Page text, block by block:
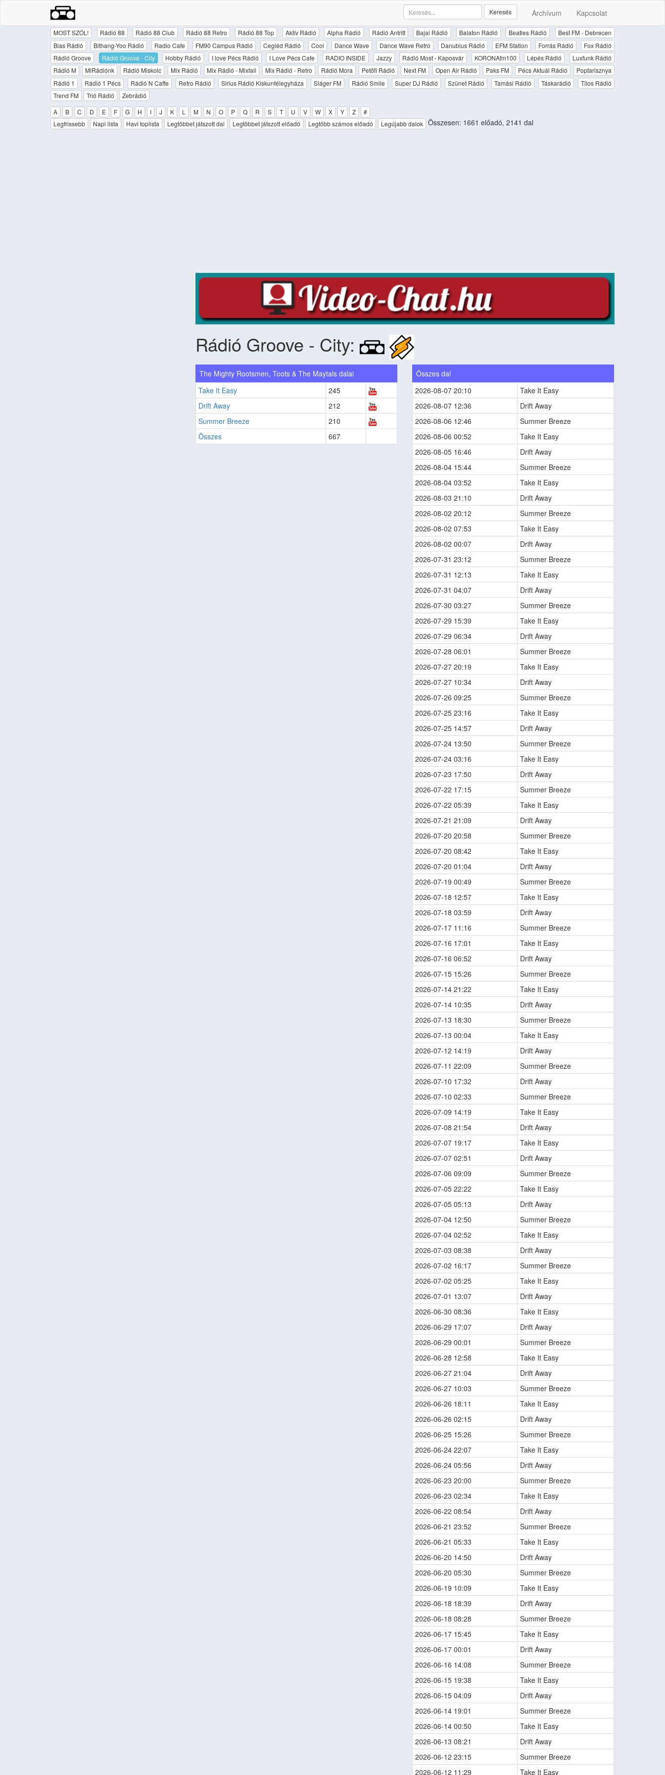
Archívum Kapcsolat
Keresés
MOST SZÓL! Rádió 88 Rádió 88 Club Rádió 88 Retro Rádió 88 Top Aktív Rádió Alpha Rádió Rádió Antritt Bajai Rádió Balaton Rádió Beatles Rádió
Best FM - Debrecen
Bias Rádió
Bithang-Yoo Rádió Radio Cafe FM90 Campus Rádió Cegléd Rádió Cool Dance Wave Dance Wave Retro Danubius Rádió EFM Station Forrás Rádió
Fox Rádió
Rádió Groove
Rádió Groove - City Hobby Rádió I love Pécs Rádió I Love Pécs Cafe RADIO INSIDE Jazzy Rádió Most - Kaposvár KORONAfm100 Lépés Rádió
Luxfunk Rádió
Rádió M
MiRádiónk Rádió Miskolc Mix Rádió Mix Rádió - Mixfall Mix Rádió - Retro Rádió Mora Petőfi Rádió Next FM Open Air Rádió Paks FM Pécs Aktuál Rádió
Poptarisznya
Rádió 1
Rádió 1 Pécs Rádió N Caffe Retro Rádió Sirius Rádió Kiskunfélegyháza Sláger FM Rádió Smile Super DJ Rádió Szünet Rádió Tamási Rádió Táskarádió
Tilos Rádió
Trend FM
Trió Rádió
Zebrádió
A
B C D E F G H I J K L M N O P Q R S T U V W X Y Z
#
Legfrissebb
Napi lista Havi toplista Legtöbbet játszott dal Legtöbbet játszott előadó Legtöbb számos előadó Legújabb dalok Összesen: 1661 előadó, 2141 dal
Rádió Groove - City:
The Mighty Rootsmen, Toots & The Maytals dalai
Take It Easy
245
Drift Away
212
Summer Breeze
210
Összes
667
Összes dal
2026-08-07 20:10
Take It Easy
2026-08-07 12:36
Drift Away
2026-08-06 12:46
Summer Breeze
2026-08-06 00:52
Take It Easy
2026-08-05 16:46
Drift Away
2026-08-04 15:44
Summer Breeze
2026-08-04 03:52
Take It Easy
2026-08-03 21:10
Drift Away
2026-08-02 20:12
Summer Breeze
2026-08-02 07:53
Take It Easy
2026-08-02 00:07
Drift Away
2026-07-31 23:12
Summer Breeze
2026-07-31 12:13
Take It Easy
2026-07-31 04:07
Drift Away
2026-07-30 03:27
Summer Breeze
2026-07-29 15:39
Take It Easy
2026-07-29 06:34
Drift Away
2026-07-28 06:01
Summer Breeze
2026-07-27 20:19
Take It Easy
2026-07-27 10:34
Drift Away
2026-07-26 09:25
Summer Breeze
2026-07-25 23:16
Take It Easy
2026-07-25 14:57
Drift Away
2026-07-24 13:50
Summer Breeze
2026-07-24 03:16
Take It Easy
2026-07-23 17:50
Drift Away
2026-07-22 17:15
Summer Breeze
2026-07-22 05:39
Take It Easy
2026-07-21 21:09
Drift Away
2026-07-20 20:58
Summer Breeze
2026-07-20 08:42
Take It Easy
2026-07-20 01:04
Drift Away
2026-07-19 00:49
Summer Breeze
2026-07-18 12:57
Take It Easy
2026-07-18 03:59
Drift Away
2026-07-17 11:16
Summer Breeze
2026-07-16 17:01
Take It Easy
2026-07-16 06:52
Drift Away
2026-07-15 15:26
Summer Breeze
2026-07-14 21:22
Take It Easy
2026-07-14 10:35
Drift Away
2026-07-13 18:30
Summer Breeze
2026-07-13 00:04
Take It Easy
2026-07-12 14:19
Drift Away
2026-07-11 22:09
Summer Breeze
2026-07-10 17:32
Drift Away
2026-07-10 02:33
Summer Breeze
2026-07-09 14:19
Take It Easy
2026-07-08 21:54
Drift Away
2026-07-07 19:17
Take It Easy
2026-07-07 02:51
Drift Away
2026-07-06 09:09
Summer Breeze
2026-07-05 22:22
Take It Easy
2026-07-05 05:13
Drift Away
2026-07-04 12:50
Summer Breeze
2026-07-04 02:52
Take It Easy
2026-07-03 08:38
Drift Away
2026-07-02 16:17
Summer Breeze
2026-07-02 05:25
Take It Easy
2026-07-01 13:07
Drift Away
2026-06-30 08:36
Take It Easy
2026-06-29 17:07
Drift Away
2026-06-29 00:01
Summer Breeze
2026-06-28 12:58
Take It Easy
2026-06-27 21:04
Drift Away
2026-06-27 10:03
Summer Breeze
2026-06-26 18:11
Take It Easy
2026-06-26 02:15
Drift Away
2026-06-25 15:26
Summer Breeze
2026-06-24 22:07
Take It Easy
2026-06-24 05:56
Drift Away
2026-06-23 20:00
Summer Breeze
2026-06-23 02:34
Take It Easy
2026-06-22 08:54
Drift Away
2026-06-21 23:52
Summer Breeze
2026-06-21 05:33
Take It Easy
2026-06-20 14:50
Drift Away
2026-06-20 05:30
Summer Breeze
2026-06-19 10:09
Take It Easy
2026-06-18 18:39
Drift Away
2026-06-18 08:28
Summer Breeze
2026-06-17 15:45
Take It Easy
2026-06-17 00:01
Drift Away
2026-06-16 14:08
Summer Breeze
2026-06-15 19:38
Take It Easy
2026-06-15 04:09
Drift Away
2026-06-14 19:01
Summer Breeze
2026-06-14 00:50
Take It Easy
2026-06-13 08:21
Drift Away
2026-06-12 23:15
Summer Breeze
2026-06-12 11:29
Take It Easy